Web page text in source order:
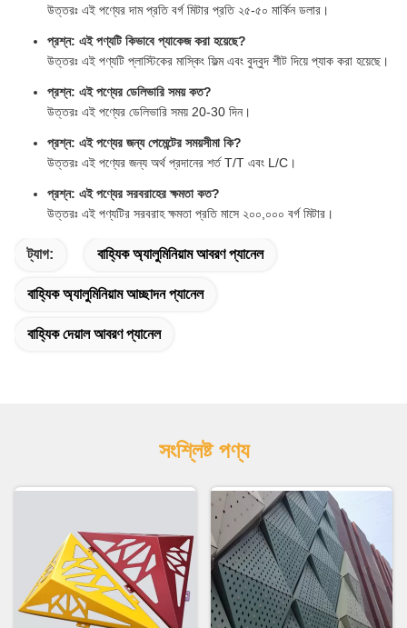
উত্তরঃ এই পণ্যের দাম প্রতি বর্গ মিটার প্রতি ২৫-৫০ মার্কিন ডলার।
প্রশ্ন: এই পণ্যটি কিভাবে প্যাকেজ করা হয়েছে?
উত্তরঃ এই পণ্যটি প্লাস্টিকের মাস্কিং ফিল্ম এবং বুদ্বুদ শীট দিয়ে প্যাক করা হয়েছে।
প্রশ্ন: এই পণ্যের ডেলিভারি সময় কত?
উত্তরঃ এই পণ্যের ডেলিভারি সময় 20-30 দিন।
প্রশ্ন: এই পণ্যের জন্য পেমেন্টের সময়সীমা কি?
উত্তরঃ এই পণ্যের জন্য অর্থ প্রদানের শর্ত T/T এবং L/C।
প্রশ্ন: এই পণ্যের সরবরাহের ক্ষমতা কত?
উত্তরঃ এই পণ্যটির সরবরাহ ক্ষমতা প্রতি মাসে ২০০,০০০ বর্গ মিটার।
ট্যাগ: বাহ্যিক অ্যালুমিনিয়াম আবরণ প্যানেল
বাহ্যিক অ্যালুমিনিয়াম আচ্ছাদন প্যানেল
বাহ্যিক দেয়াল আবরণ প্যানেল
সংশ্লিষ্ট পণ্য